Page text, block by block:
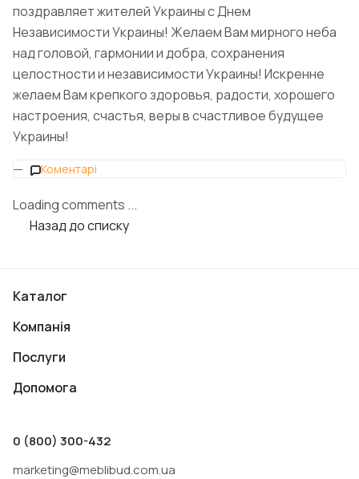
поздравляет жителей Украины с Днем
Независимости Украины! Желаем Вам мирного неба
над головой, гармонии и добра, сохранения
целостности и независимости Украины! Искренне
желаем Вам крепкого здоровья, радости, хорошего
настроения, счастья, веры в счастливое будущее
Украины!
Коментарі
Loading comments ...
Назад до списку
Каталог
Компанія
Послуги
Допомога
0 (800) 300-432
marketing@meblibud.com.ua